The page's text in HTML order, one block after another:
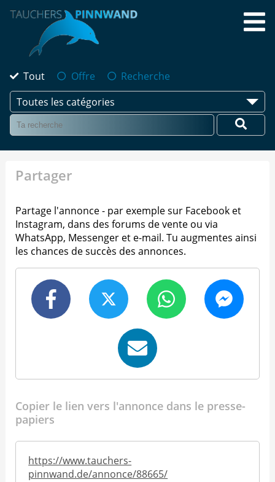
Tout Offre
Recherche
Toutes les catégories
Partager
Partage l'annonce - par exemple sur Facebook et
Instagram, dans des forums de vente ou via
WhatsApp, Messenger et e-mail. Tu augmentes ainsi
les chances de succès des annonces.
Copier le lien vers l'annonce dans le presse-
papiers
https://www.tauchers-
pinnwand.de/annonce/88665/